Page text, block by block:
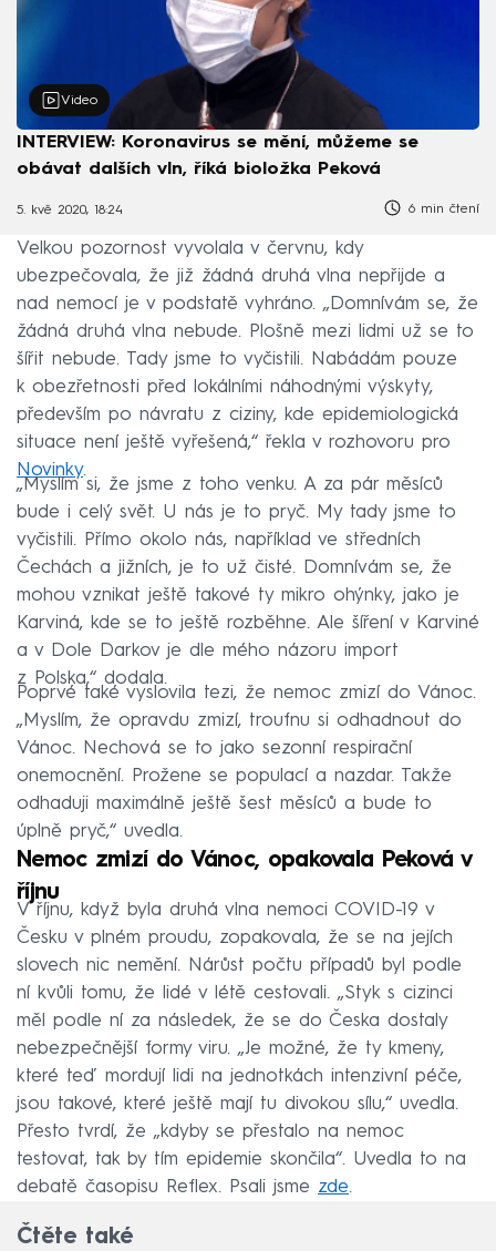
Video
INTERVIEW: Koronavirus se mění, můžeme se
obávat dalších vln, říká bioložka Peková
5. kvě 2020, 18:24 6 min čtení
Velkou pozornost vyvolala v červnu, kdy
ubezpečovala, že již žádná druhá vlna nepřijde a
nad nemocí je v podstatě vyhráno. „Domnívám se, že
žádná druhá vlna nebude. Plošně mezi lidmi už se to
šířit nebude. Tady jsme to vyčistili. Nabádám pouze
k obezřetnosti před lokálními náhodnými výskyty,
především po návratu z ciziny, kde epidemiologická
situace není ještě vyřešená,“ řekla v rozhovoru pro
Novinky.
„Myslím si, že jsme z toho venku. A za pár měsíců
bude i celý svět. U nás je to pryč. My tady jsme to
vyčistili. Přímo okolo nás, například ve středních
Čechách a jižních, je to už čisté. Domnívám se, že
mohou vznikat ještě takové ty mikro ohýnky, jako je
Karviná, kde se to ještě rozběhne. Ale šíření v Karviné
a v Dole Darkov je dle mého názoru import
z Polska,“ dodala.
Poprvé také vyslovila tezi, že nemoc zmizí do Vánoc.
„Myslím, že opravdu zmizí, troufnu si odhadnout do
Vánoc. Nechová se to jako sezonní respirační
onemocnění. Prožene se populací a nazdar. Takže
odhaduji maximálně ještě šest měsíců a bude to
úplně pryč,“ uvedla.
Nemoc zmizí do Vánoc, opakovala Peková v
říjnu
V říjnu, když byla druhá vlna nemoci COVID-19 v
Česku v plném proudu, zopakovala, že se na jejích
slovech nic nemění. Nárůst počtu případů byl podle
ní kvůli tomu, že lidé v létě cestovali. „Styk s cizinci
měl podle ní za následek, že se do Česka dostaly
nebezpečnější formy viru. „Je možné, že ty kmeny,
které teď mordují lidi na jednotkách intenzivní péče,
jsou takové, které ještě mají tu divokou sílu,“ uvedla.
Přesto tvrdí, že „kdyby se přestalo na nemoc
testovat, tak by tím epidemie skončila“. Uvedla to na
debatě časopisu Reflex. Psali jsme zde.
Čtěte také